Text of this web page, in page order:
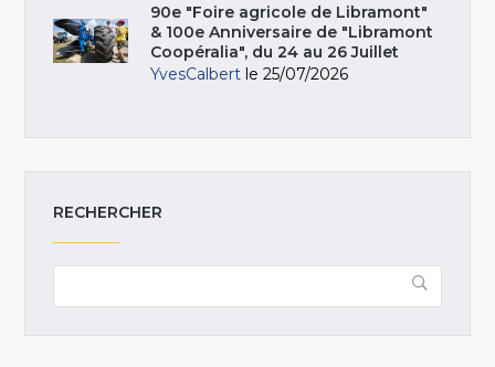
90e "Foire agricole de Libramont"
& 100e Anniversaire de "Libramont
Coopéralia", du 24 au 26 Juillet
YvesCalbert le 25/07/2026
RECHERCHER